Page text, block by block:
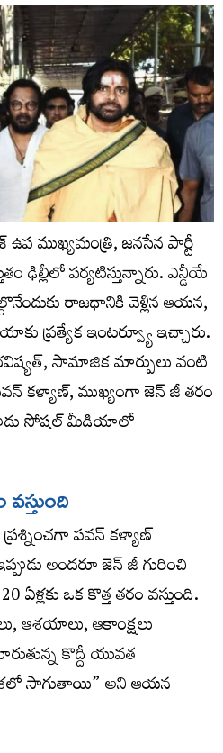
ఉప ముఖ్యమంత్రి, జనసేన పార్టీ
ఢిల్లీలో పర్యటిస్తున్నారు. ఎన్డీయే
రాజధానికి వెళ్లిన ఆయన,
ప్రత్యేక ఇంటర్వ్యూ ఇచ్చారు.
సామాజిక మార్పులు వంటి
కళ్యాణ్, ముఖ్యంగా జెన్ జీ తరం
సోషల్ మీడియాలో
వస్తుంది
పవన్ కళ్యాణ్
అందరూ జెన్ జీ గురించి
ఒక కొత్త తరం వస్తుంది.
ఆశయాలు, ఆకాంక్షలు
కొద్దీ యువత
సాగుతాయి” అని ఆయన